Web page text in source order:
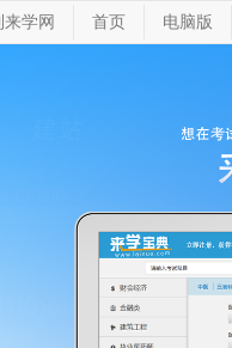
学网 首页 电脑版